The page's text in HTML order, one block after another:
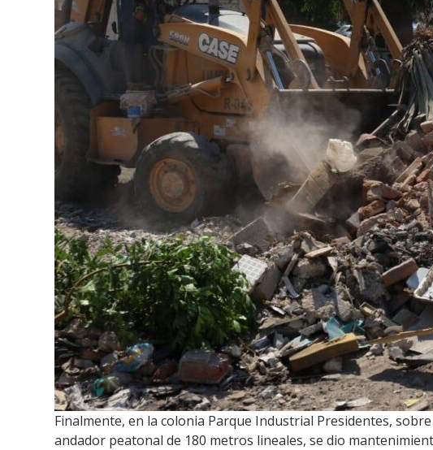
Finalmente, en la colonia Parque Industrial Presidentes,
andador peatonal de 180 metros lineales, se dio